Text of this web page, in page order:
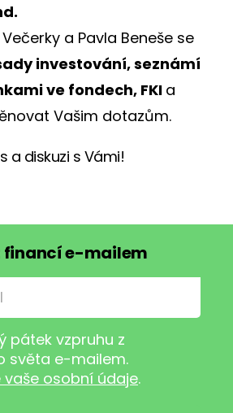
a Pavla Beneše se
investování, seznámí
ve fondech, FKI a
Vašim dotazům.
a diskuzi s Vámi!
financí e-mailem
pátek vzpruhu z
světa e-mailem.
vaše osobní údaje.